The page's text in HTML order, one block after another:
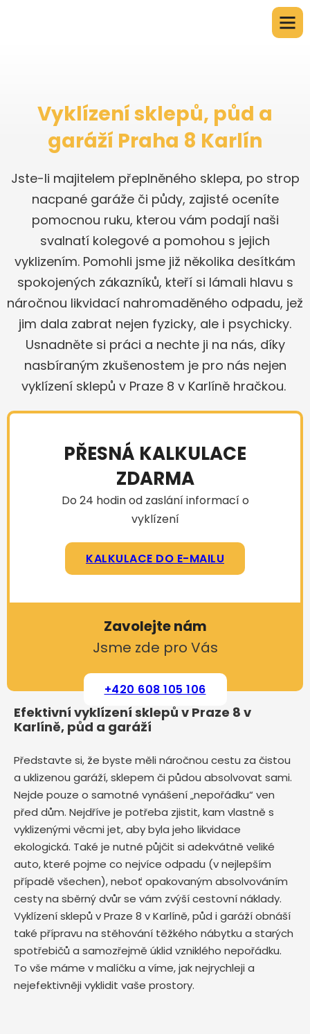
Vyklízení sklepů, půd a
garáží Praha 8 Karlín
Jste-li majitelem přeplněného sklepa, po strop
nacpané garáže či půdy, zajisté oceníte
pomocnou ruku, kterou vám podají naši
svalnatí kolegové a pomohou s jejich
vyklizením. Pomohli jsme již několika desítkám
spokojených zákazníků, kteří si lámali hlavu s
náročnou likvidací nahromaděného odpadu, jež
jim dala zabrat nejen fyzicky, ale i psychicky.
Usnadněte si práci a nechte ji na nás, díky
nasbíraným zkušenostem je pro nás nejen
vyklízení sklepů v Praze 8 v Karlíně hračkou.
PŘESNÁ KALKULACE
ZDARMA
Do 24 hodin od zaslání informací o
vyklízení
KALKULACE DO E-MAILU
Zavolejte nám
Jsme zde pro Vás
+420 608 105 106
Efektivní vyklízení sklepů v Praze 8 v
Karlíně, půd a garáží
Představte si, že byste měli náročnou cestu za čistou
a uklizenou garáží, sklepem či půdou absolvovat sami.
Nejde pouze o samotné vynášení „nepořádku“ ven
před dům. Nejdříve je potřeba zjistit, kam vlastně s
vyklizenými věcmi jet, aby byla jeho likvidace
ekologická. Také je nutné půjčit si adekvátně veliké
auto, které pojme co nejvíce odpadu (v nejlepším
případě všechen), neboť opakovaným absolvováním
cesty na sběrný dvůr se vám zvýší cestovní náklady.
Vyklízení sklepů v Praze 8 v Karlíně, půd i garáží obnáší
také přípravu na stěhování těžkého nábytku a starých
spotřebičů a samozřejmě úklid vzniklého nepořádku.
To vše máme v malíčku a víme, jak nejrychleji a
nejefektivněji vyklidit vaše prostory.